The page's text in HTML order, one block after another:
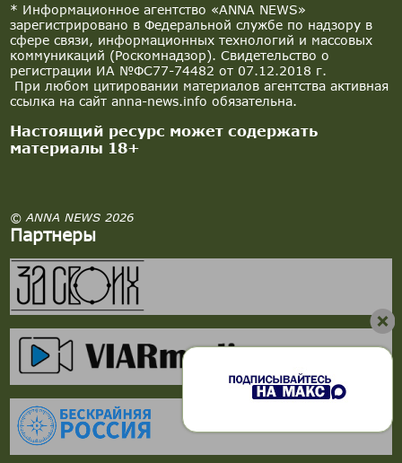
* Информационное агентство «ANNA NEWS»
зарегистрировано в Федеральной службе по надзору в
сфере связи, информационных технологий и массовых
коммуникаций (Роскомнадзор). Свидетельство о
регистрации ИА №ФС77-74482 от 07.12.2018 г.
При любом цитировании материалов агентства активная
ссылка на сайт anna-news.info обязательна.
Настоящий ресурс может содержать
материалы 18+
© ANNA NEWS 2026
Партнеры